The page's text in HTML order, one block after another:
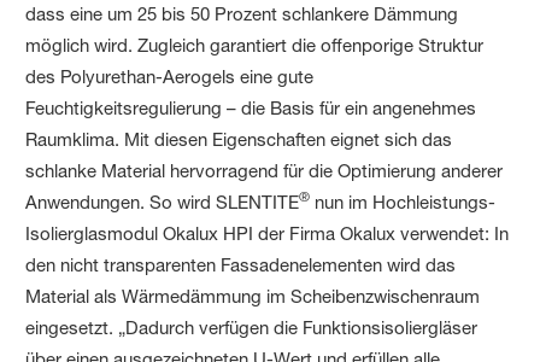
dass eine um 25 bis 50 Prozent schlankere Dämmung
möglich wird. Zugleich garantiert die offenporige Struktur
des Polyurethan-Aerogels eine gute
Feuchtigkeitsregulierung – die Basis für ein angenehmes
Raumklima. Mit diesen Eigenschaften eignet sich das
schlanke Material hervorragend für die Optimierung anderer
Anwendungen. So wird SLENTITE® nun im Hochleistungs-
Isolierglasmodul Okalux HPI der Firma Okalux verwendet: In
den nicht transparenten Fassadenelementen wird das
Material als Wärmedämmung im Scheibenzwischenraum
eingesetzt. „Dadurch verfügen die Funktionsisoliergläser